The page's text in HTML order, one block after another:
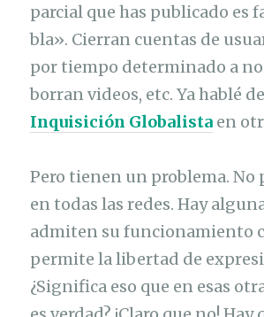
parcial que has publicado es
bla». Cierran cuentas de
por tiempo determinado a no
borran videos, etc. Ya hablé
Inquisición Globalista en
Pero tienen un problema. No
en todas las redes. Hay
admiten su funcionamiento
permite la libertad de
¿Significa eso que en esas